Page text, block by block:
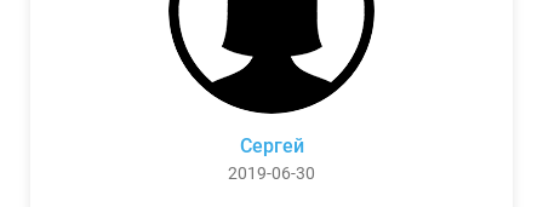
Сергей
2019-06-30